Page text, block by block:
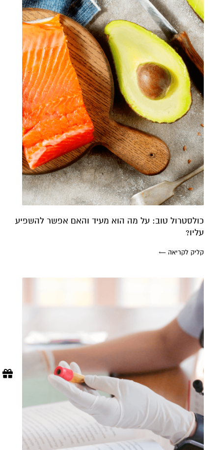
כולסטרול טוב: על מה הוא מעיד והאם אפשר להשפיע
עליו?
קליק לקריאה ←